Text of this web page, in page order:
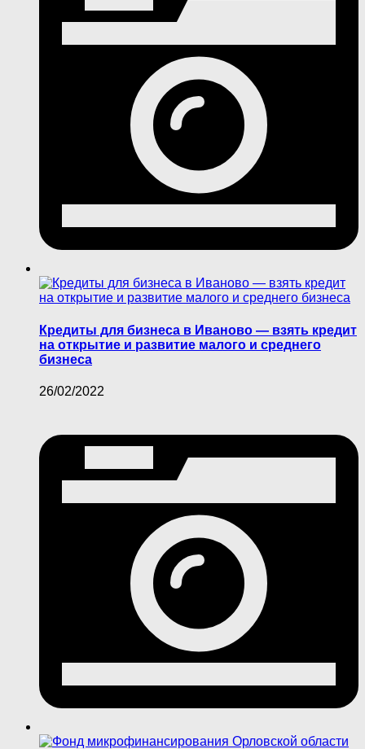
Кредиты для бизнеса в Иваново — взять кредит
на открытие и развитие малого и среднего
бизнеса
26/02/2022